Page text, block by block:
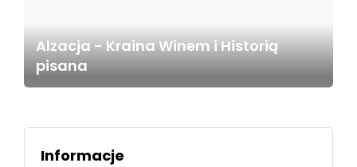
Alzacja - Kraina Winem i Historią
pisana
Informacje